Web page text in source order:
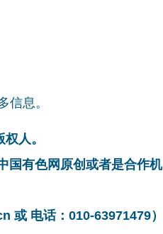
信息。
人。
国有色网原创或者是合作机
或 电话：010-63971479）